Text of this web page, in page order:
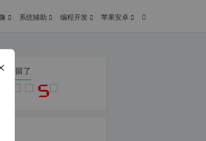
系统辅助 编程开发 苹果安卓
停留了